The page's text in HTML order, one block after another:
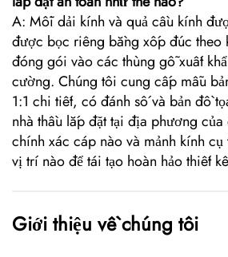
A: Mỗi dải kính và quả cầu kính
được bọc riêng bằng xốp đúc theo
đóng gói vào các thùng gỗ xuất
cường. Chúng tôi cung cấp mẫu
1:1 chi tiết, có đánh số và bản đồ
nhà thầu lắp đặt tại địa phương
chính xác cáp nào và mảnh kính
vị trí nào để tái tạo hoàn hảo thiết
Giới thiệu về chúng tôi